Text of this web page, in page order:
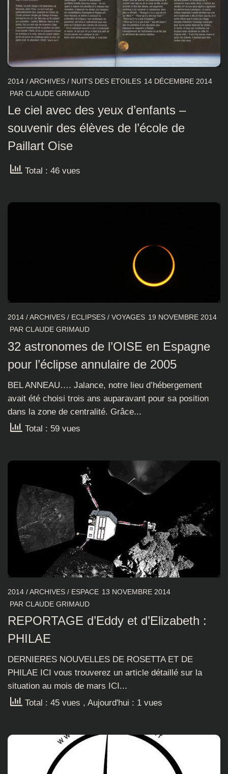
2014 /ARCHIVES / NUITS DES ETOILES 14 DÉCEMBRE 2014
PAR CLAUDE GRIMAUD
Le ciel avec des yeux d’enfants –
souvenir des élèves de l’école de
Paillart Oise
Total : 46 vues
2014 /ARCHIVES / ECLIPSES / VOYAGES 19 NOVEMBRE 2014
PAR CLAUDE GRIMAUD
32 astronomes de l’OISE en Espagne
pour l’éclipse annulaire de 2005
BEL ANNEAU…. Jalance, notre lieu d’hébergement
avait été choisi trois ans auparavant pour sa position
dans la zone de centralité. Grâce...
Total : 59 vues
2014 /ARCHIVES / ESPACE 13 NOVEMBRE 2014
PAR CLAUDE GRIMAUD
REPORTAGE d’Eddy et d’Elizabeth :
PHILAE
DERNIERES NOUVELLES DE ROSETTA ET DE
PHILAE ICI vous trouverez un article détaillé sur la
situation au mois de mars ICI...
Total : 45 vues , Aujourd'hui : 1 vues